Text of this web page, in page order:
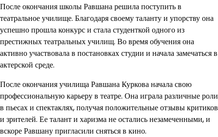
После окончания школы Равшана решила поступить в
театральное училище. Благодаря своему таланту и упорству она
успешно прошла конкурс и стала студенткой одного из
престижных театральных училищ. Во время обучения она
активно участвовала в постановках студии и начала замечаться в
актерской среде.
После окончания училища Равшана Куркова начала свою
профессиональную карьеру в театре. Она играла различные роли
в пьесах и спектаклях, получая положительные отзывы критиков
и зрителей. Ее талант и харизма не остались незамеченными, и
вскоре Равшану пригласили сняться в кино.